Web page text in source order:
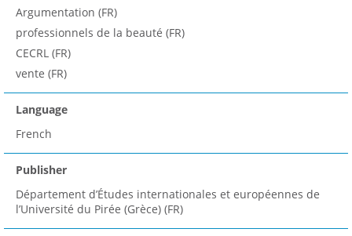
Argumentation (FR)
professionnels de la beauté (FR)
CECRL (FR)
vente (FR)
Language
French
Publisher
Département d’Études internationales et européennes de
l’Université du Pirée (Grèce) (FR)